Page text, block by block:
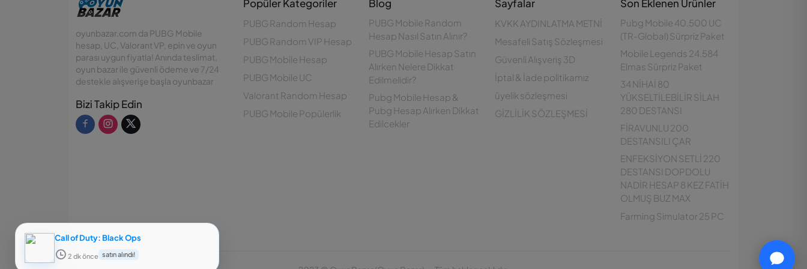
oyunbazar.com da PUBG Mobile
hesap, UC, Valorant VP, epin ve oyun
parası uygun fiyatla! Anında teslimat,
oyun bazar ile güvenli ödeme ve 7/24
destekle alışverişe başla oyunbazar
Bizi Takip Edin
Popüler Kategoriler
PUBG Random Hesap
PUBG Random VIP Hesap
PUBG Mobile Hesap
PUBG Mobile UC
Valorant Random Hesap
PUBG Mobile Popülerlik
Blog
PUBG Mobile Random
Hesap Nasıl Satın Alınır?
PUBG Mobile Hesap Satın
Alırken Nelere Dikkat
Edilmelidir?
Pubg Mobile Hesap &
Pubg Hesap Alırken Dikkat
Edilcekler
Sayfalar
KVKK AYDINLATMA METNİ
Mesafeli Satış Sözleşmesi
Güvenli Alışveriş 3D
İptal & İade politikamız
üyelik sözleşmesi
GİZLİLİK SÖZLEŞMESİ
Son Eklenen Ürünler
Pubg Mobile 40.500 UC
(TR-Global) Sürpriz Paket
Mobile Legends 24.584
Elmas Sürpriz Paket
34 NİHAİ 80
YÜKSELTİLEBİLİR SİLAH
280 DESTANSI
FİRAVUNLU 200
DESTANSILI ÇAR
ENFEKSİYON SETLİ 220
DESTANSI DOPDOLU
NADİR HESAP 8 KEZ FATİH
OLMUŞ BUZ MAX
Farming Simulator 25 PC
Call of Duty: Black Ops
2 dk önce satın alındı!